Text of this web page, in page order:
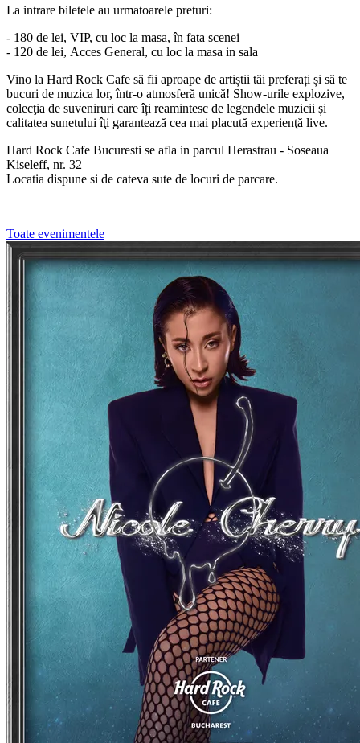
La intrare biletele au urmatoarele preturi:
- 180 de lei, VIP, cu loc la masa, în fata scenei
- 120 de lei, Acces General, cu loc la masa in sala
Vino la Hard Rock Cafe să fii aproape de artiștii tăi preferați și să te
bucuri de muzica lor, într-o atmosferă unică! Show-urile explozive,
colecţia de suveniruri care îți reamintesc de legendele muzicii și
calitatea sunetului îţi garantează cea mai placută experienţă live.
Hard Rock Cafe Bucuresti se afla in parcul Herastrau - Soseaua
Kiseleff, nr. 32
Locatia dispune si de cateva sute de locuri de parcare.
Toate evenimentele